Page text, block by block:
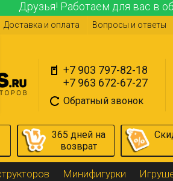
Друзья! Работаем для вас в
Доставка и оплата Вопросы и ответы
+7 903 797-82-18
+7 963 672-67-27
Обратный звонок
365 дней на
возврат
Минифигурки